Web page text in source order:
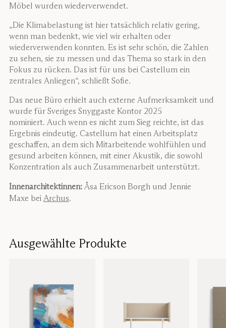
Möbel wurden wiederverwendet.
„Die Klimabelastung ist hier tatsächlich relativ gering,
wenn man bedenkt, wie viel wir erhalten oder
wiederverwenden konnten. Es ist sehr schön, die Zahlen
zu sehen, sie zu messen und das Thema so stark in den
Fokus zu rücken. Das ist für uns bei Castellum ein
zentrales Anliegen“, schließt Sofie.
Das neue Büro erhielt auch externe Aufmerksamkeit und
wurde für Sveriges Snyggaste Kontor 2025
nominiert. Auch wenn es nicht zum Sieg reichte, ist das
Ergebnis eindeutig. Castellum hat einen Arbeitsplatz
geschaffen, an dem sich Mitarbeitende wohlfühlen und
gesund arbeiten können, mit einer Akustik, die sowohl
Konzentration als auch Zusammenarbeit unterstützt.
Innenarchitektinnen: Åsa Ericson Borgh und Jennie
Maxe bei Archus.
Ausgewählte Produkte